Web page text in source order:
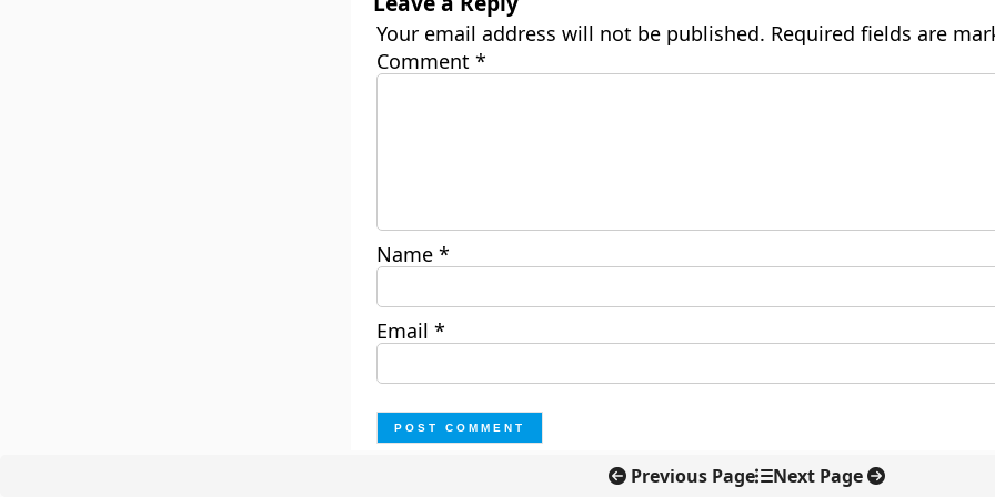
Your email address will not be published. Required fields are
Comment *
Name *
Email *
Previous Page Next Page